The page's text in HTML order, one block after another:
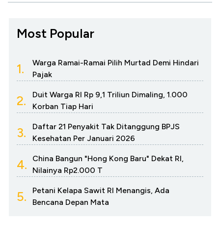
Most Popular
1.
Warga Ramai-Ramai Pilih Murtad Demi Hindari
Pajak
2.
Duit Warga RI Rp 9,1 Triliun Dimaling, 1.000
Korban Tiap Hari
3.
Daftar 21 Penyakit Tak Ditanggung BPJS
Kesehatan Per Januari 2026
4.
China Bangun "Hong Kong Baru" Dekat RI,
Nilainya Rp2.000 T
5.
Petani Kelapa Sawit RI Menangis, Ada
Bencana Depan Mata